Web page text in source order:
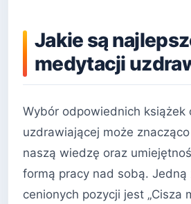
Jakie są
medytacji
Wybór odpowiednich książek
uzdrawiającej może
naszą wiedzę oraz
formą pracy nad sobą. Jedną
cenionych pozycji jest „Cisza